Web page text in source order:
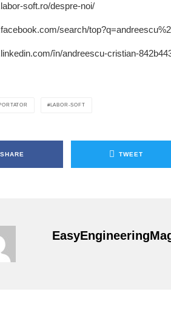
soft.ro/despre-noi/
search/
în/andreescu-cristian-
LABOR-SOFT
SHARE TWEET